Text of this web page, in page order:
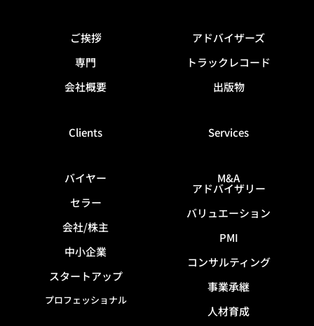
ご挨拶
専門
会社概要
アドバイザーズ
トラックレコード
出版物
Clients
バイヤー
セラー
会社/株主
中小企業
スタートアップ
プロフェッショナル
Services
M&A
アドバイザリー
バリュエーション
PMI
コンサルティング
事業承継
人材育成